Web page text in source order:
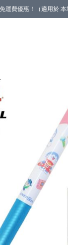
運費優惠！（適用於